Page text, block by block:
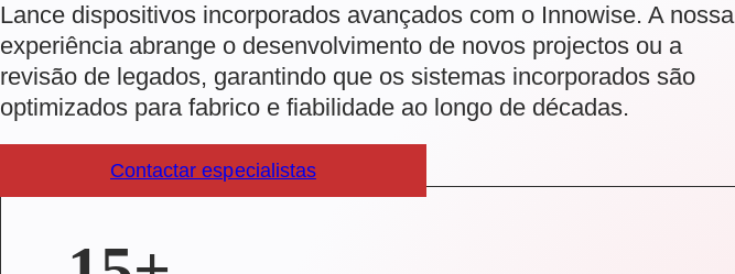
Lance dispositivos incorporados avançados com o Innowise. A nossa
experiência abrange o desenvolvimento de novos projectos ou a
revisão de legados, garantindo que os sistemas incorporados são
optimizados para fabrico e fiabilidade ao longo de décadas.
Contactar especialistas